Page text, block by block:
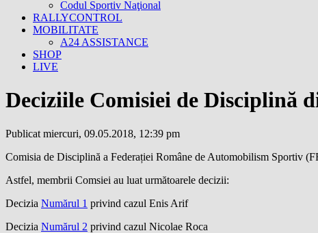
Codul Sportiv Naţional
RALLYCONTROL
MOBILITATE
A24 ASSISTANCE
SHOP
LIVE
Deciziile Comisiei de Disciplină
Publicat miercuri, 09.05.2018, 12:39 pm
Comisia de Disciplină a Federației Române de Automobilism Sportiv
Astfel, membrii Comsiei au luat următoarele decizii:
Decizia Numărul 1 privind cazul Enis Arif
Decizia Numărul 2 privind cazul Nicolae Roca